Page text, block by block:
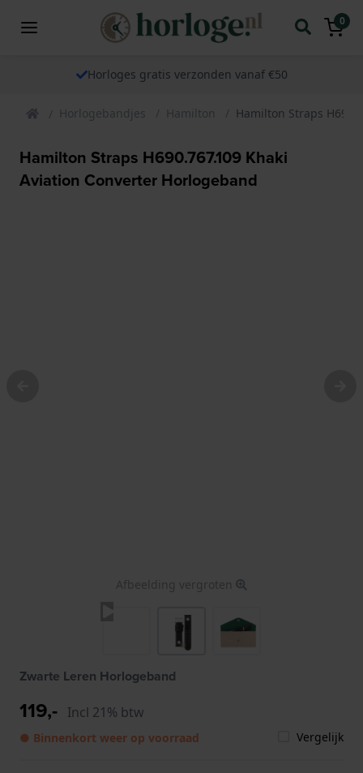
0
Horloges gratis verzonden vanaf €50
Horlogebandjes Hamilton Hamilton Straps
Hamilton Straps H690.767.109 Khaki
Aviation Converter Horlogeband
Afbeelding vergroten
Zwarte Leren Horlogeband
119,- Incl 21% btw
● Binnenkort weer op voorraad Vergelijk